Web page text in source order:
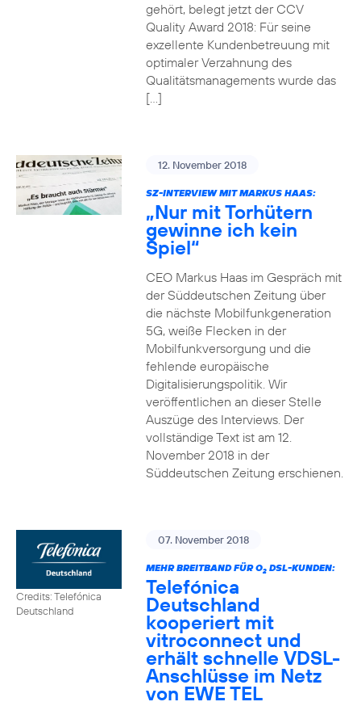
gehört, belegt jetzt der CCV
Quality Award 2018: Für seine
exzellente Kundenbetreuung mit
optimaler Verzahnung des
Qualitätsmanagements wurde das
[…]
12. November 2018
SZ-INTERVIEW MIT MARKUS HAAS:
„Nur mit Torhütern
gewinne ich kein
Spiel“
CEO Markus Haas im Gespräch mit
der Süddeutschen Zeitung über
die nächste Mobilfunkgeneration
5G, weiße Flecken in der
Mobilfunkversorgung und die
fehlende europäische
Digitalisierungspolitik. Wir
veröffentlichen an dieser Stelle
Auszüge des Interviews. Der
vollständige Text ist am 12.
November 2018 in der
Süddeutschen Zeitung erschienen.
Credits: Telefónica
Deutschland
07. November 2018
MEHR BREITBAND FÜR O2DSL-KUNDEN:
Telefónica
Deutschland
kooperiert mit
vitroconnect und
erhält schnelle VDSL-
Anschlüsse im Netz
von EWE TEL